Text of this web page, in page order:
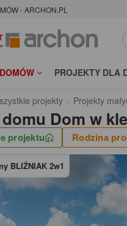
- ARCHON.PL
PROJEKTY DLA
projekty Projekty
Dom w
projektu Rodzina
BLIŹNIAK 2w1